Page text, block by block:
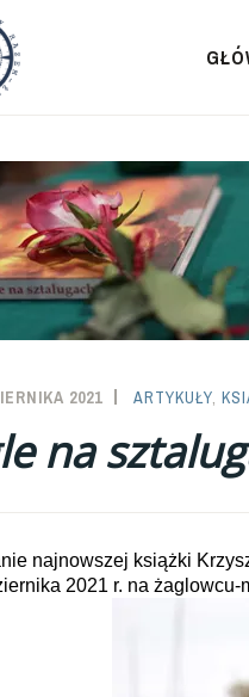
2021
SAILOR-
ARTYKUŁY,
na
najnowszej książki
2021 r. na żaglowcu-